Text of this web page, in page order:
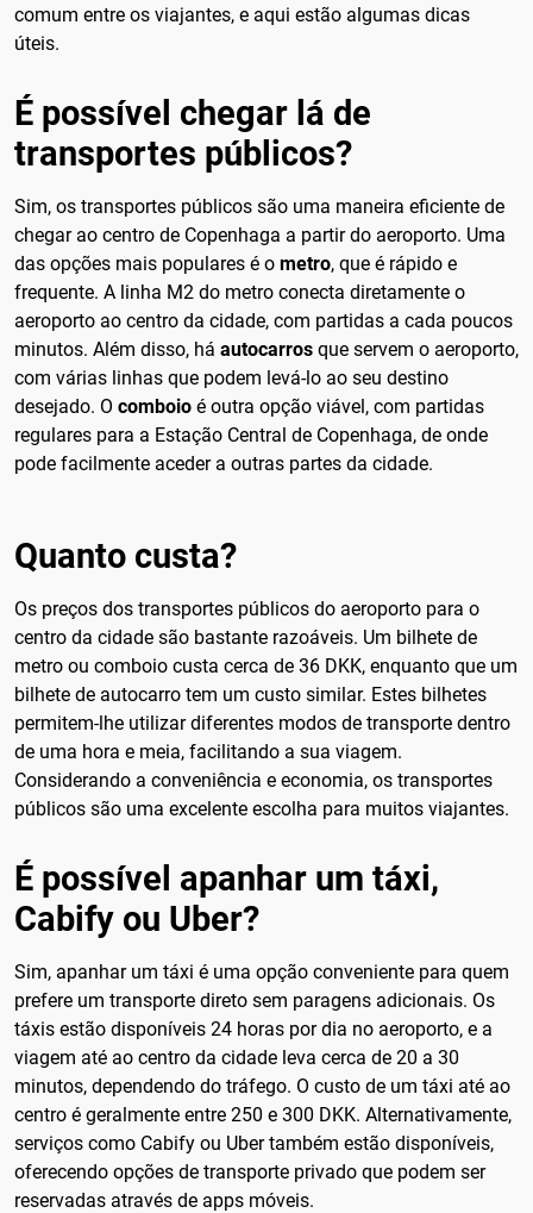
comum entre os viajantes, e aqui estão algumas dicas
úteis.
É possível chegar lá de
transportes públicos?
Sim, os transportes públicos são uma maneira eficiente de
chegar ao centro de Copenhaga a partir do aeroporto. Uma
das opções mais populares é o metro, que é rápido e
frequente. A linha M2 do metro conecta diretamente o
aeroporto ao centro da cidade, com partidas a cada poucos
minutos. Além disso, há autocarros que servem o aeroporto,
com várias linhas que podem levá-lo ao seu destino
desejado. O comboio é outra opção viável, com partidas
regulares para a Estação Central de Copenhaga, de onde
pode facilmente aceder a outras partes da cidade.
Quanto custa?
Os preços dos transportes públicos do aeroporto para o
centro da cidade são bastante razoáveis. Um bilhete de
metro ou comboio custa cerca de 36 DKK, enquanto que um
bilhete de autocarro tem um custo similar. Estes bilhetes
permitem-lhe utilizar diferentes modos de transporte dentro
de uma hora e meia, facilitando a sua viagem.
Considerando a conveniência e economia, os transportes
públicos são uma excelente escolha para muitos viajantes.
É possível apanhar um táxi,
Cabify ou Uber?
Sim, apanhar um táxi é uma opção conveniente para quem
prefere um transporte direto sem paragens adicionais. Os
táxis estão disponíveis 24 horas por dia no aeroporto, e a
viagem até ao centro da cidade leva cerca de 20 a 30
minutos, dependendo do tráfego. O custo de um táxi até ao
centro é geralmente entre 250 e 300 DKK. Alternativamente,
serviços como Cabify ou Uber também estão disponíveis,
oferecendo opções de transporte privado que podem ser
reservadas através de apps móveis.